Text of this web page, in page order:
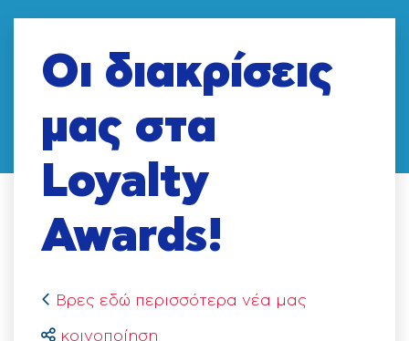
Οι διακρίσεις
μας στα
Loyalty
Awards!
Βρες εδώ περισσότερα νέα μας
κοινοποίηση